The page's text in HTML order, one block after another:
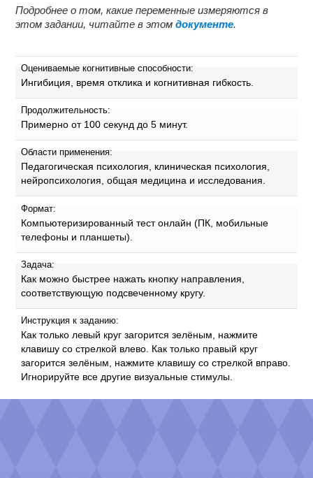
Подробнее о том, какие переменные измеряются в
этом задании, читайте в этомдокументе.
Оцениваемые когнитивные способности:
Ингибиция, время отклика и когнитивная гибкость.
Продолжительность:
Примерно от 100 секунд до 5 минут.
Области применения:
Педагогическая психология, клиническая психология,
нейропсихология, общая медицина и исследования.
Формат:
Компьютеризированный тест онлайн (ПК, мобильные
телефоны и планшеты).
Задача:
Как можно быстрее нажать кнопку направления,
соответствующую подсвеченному кругу.
Инструкция к заданию:
Как только левый круг загорится зелёным, нажмите
клавишу со стрелкой влево. Как только правый круг
загорится зелёным, нажмите клавишу со стрелкой вправо.
Игнорируйте все другие визуальные стимулы.